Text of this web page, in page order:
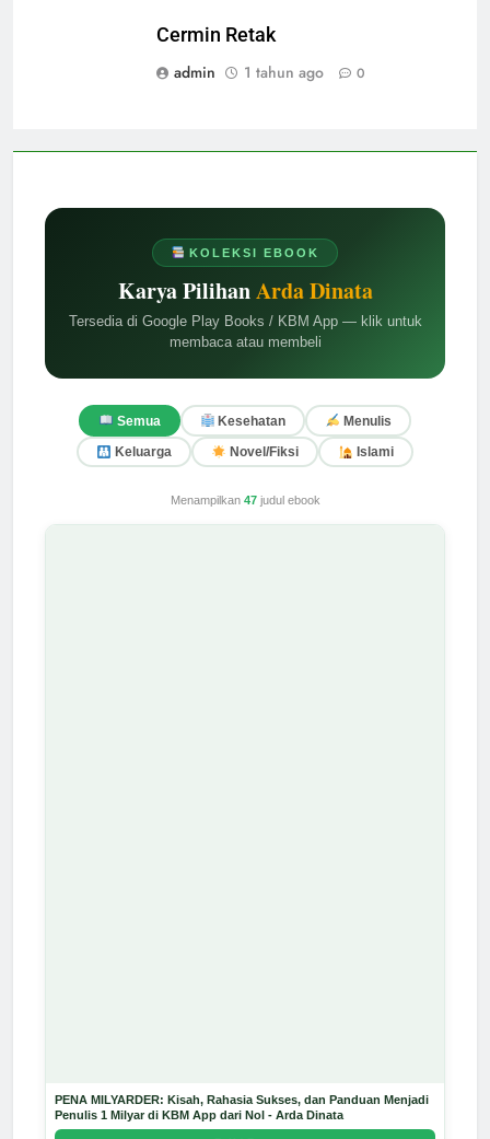
KOLEKSI EBOOK
Karya PilihanArda Dinata
Tersedia di Google Play Books / KBM App — klik untuk
membaca atau membeli
Semua Kesehatan Menulis
Keluarga Novel/Fiksi Islami
Menampilkan 47judul ebook
PENA MILYARDER: Kisah, Rahasia Sukses, dan Panduan Menjadi
Penulis 1 Milyar di KBM App dari Nol - Arda Dinata
Cermin Retak
admin
1 tahun ago 0